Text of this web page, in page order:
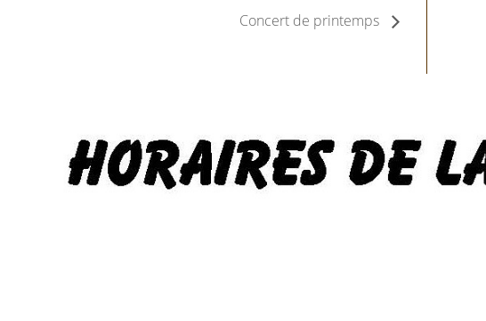
Concert de printemps